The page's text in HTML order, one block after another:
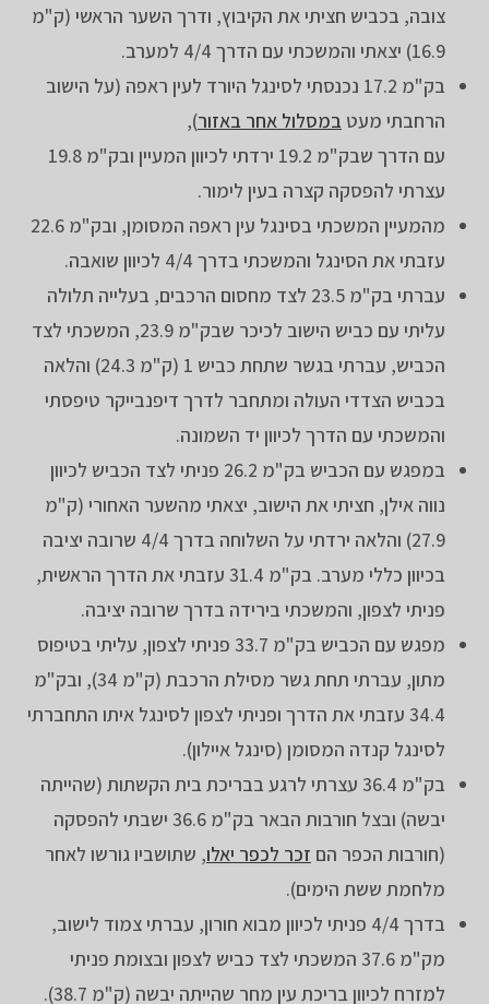
צובה, בכביש חציתי את הקיבוץ, ודרך השער הראשי (ק"מ
16.9) יצאתי והמשכתי עם הדרך 4/4 למערב.
בק"מ 17.2 נכנסתי לסינגל היורד לעין ראפה (על הישוב
הרחבתי מעט במסלול אחר באזור),
עם הדרך שבק"מ 19.2 ירדתי לכיוון המעיין ובק"מ 19.8
עצרתי להפסקה קצרה בעין לימור.
מהמעיין המשכתי בסינגל עין ראפה המסומן, ובק"מ 22.6
עזבתי את הסינגל והמשכתי בדרך 4/4 לכיוון שואבה.
עברתי בק"מ 23.5 לצד מחסום הרכבים, בעלייה תלולה
עליתי עם כביש הישוב לכיכר שבק"מ 23.9, המשכתי לצד
הכביש, עברתי בגשר שתחת כביש 1 (ק"מ 24.3) והלאה
בכביש הצדדי העולה ומתחבר לדרך דיפנבייקר טיפסתי
והמשכתי עם הדרך לכיוון יד השמונה.
במפגש עם הכביש בק"מ 26.2 פניתי לצד הכביש לכיוון
נווה אילן, חציתי את הישוב, יצאתי מהשער האחורי (ק"מ
27.9) והלאה ירדתי על השלוחה בדרך 4/4 שרובה יציבה
בכיוון כללי מערב. בק"מ 31.4 עזבתי את הדרך הראשית,
פניתי לצפון, והמשכתי בירידה בדרך שרובה יציבה.
מפגש עם הכביש בק"מ 33.7 פניתי לצפון, עליתי בטיפוס
מתון, עברתי תחת גשר מסילת הרכבת (ק"מ 34), ובק"מ
34.4 עזבתי את הדרך ופניתי לצפון לסינגל איתו התחברתי
לסינגל קנדה המסומן (סינגל איילון).
בק"מ 36.4 עצרתי לרגע בבריכת בית הקשתות (שהייתה
יבשה) ובצל חורבות הבאר בק"מ 36.6 ישבתי להפסקה
(חורבות הכפר הם זכר לכפר יאלו, שתושביו גורשו לאחר
מלחמת ששת הימים).
בדרך 4/4 פניתי לכיוון מבוא חורון, עברתי צמוד לישוב,
מק"מ 37.6 המשכתי לצד כביש לצפון ובצומת פניתי
למזרח לכיוון בריכת עין מחר שהייתה יבשה (ק"מ 38.7).